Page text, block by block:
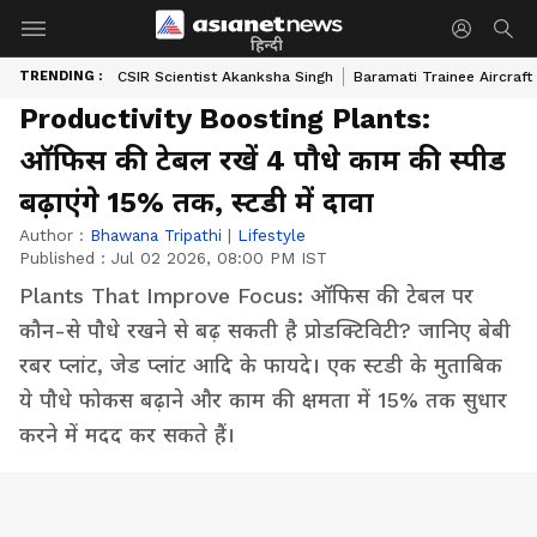
हिन्दी
TRENDING : CSIR Scientist Akanksha Singh Baramati Trainee Aircraft
Productivity Boosting Plants:
ऑफिस की टेबल रखें 4 पौधे काम की स्पीड
बढ़ाएंगे 15% तक, स्टडी में दावा
Author : Bhawana Tripathi | Lifestyle
Published : Jul 02 2026, 08:00 PM IST
Plants That Improve Focus: ऑफिस की टेबल पर
कौन-से पौधे रखने से बढ़ सकती है प्रोडक्टिविटी? जानिए बेबी
रबर प्लांट, जेड प्लांट आदि के फायदे। एक स्टडी के मुताबिक
ये पौधे फोकस बढ़ाने और काम की क्षमता में 15% तक सुधार
करने में मदद कर सकते हैं।